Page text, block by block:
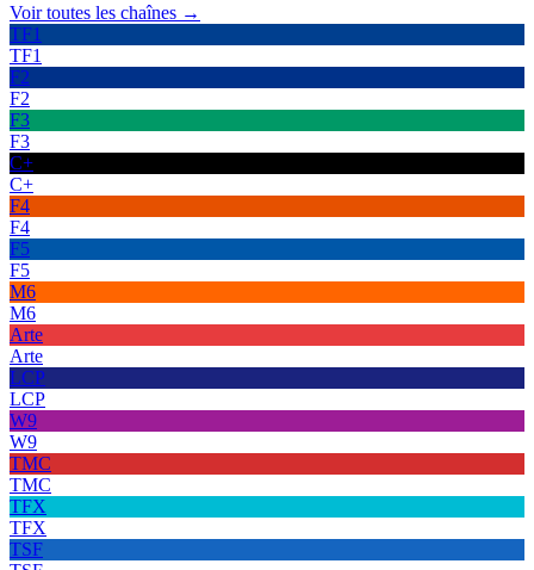
Voir toutes les chaînes →
TF1
TF1
F2
F2
F3
F3
C+
C+
F4
F4
F5
F5
M6
M6
Arte
Arte
LCP
LCP
W9
W9
TMC
TMC
TFX
TFX
TSF